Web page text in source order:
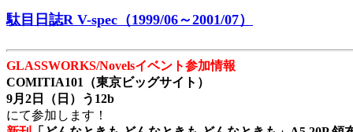
駄目日誌R V-spec（1999/06～2001/07）
GLASSWORKS/Novelsイベント参加情報
COMITIA101（東京ビッグサイト）
9月2日（日）う12b
にて参加します！